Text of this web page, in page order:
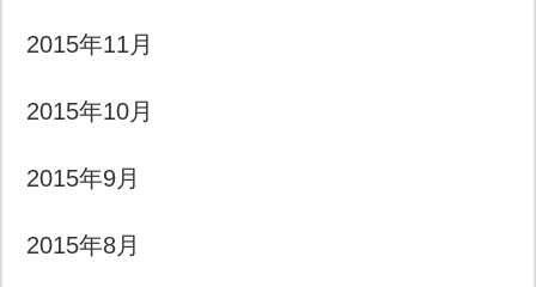
2015年11月
2015年10月
2015年9月
2015年8月